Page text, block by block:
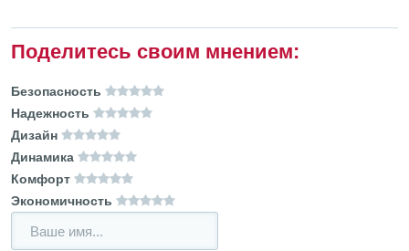
Поделитесь своим мнением:
Безопасность
Надежность
Дизайн
Динамика
Комфорт
Экономичность